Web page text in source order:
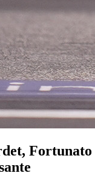
Fortunato